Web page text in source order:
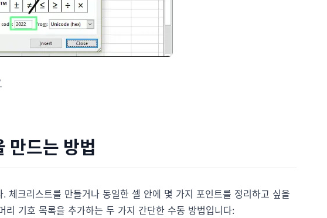
만드는 방법
체크리스트를 만들거나 동일한 셀 안에 몇 가지 포인트를 정리하고 싶을
기호 목록을 추가하는 두 가지 간단한 수동 방법입니다: